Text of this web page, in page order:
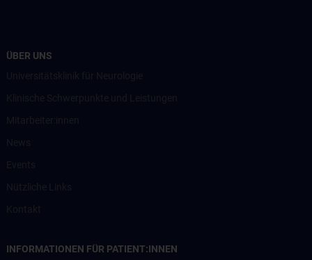
ÜBER UNS
INFORMATIONEN FÜR PATIENT:INNEN